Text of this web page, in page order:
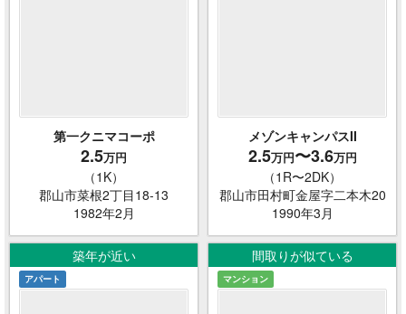
第一クニマコーポ
2.5万円
（1K）
郡山市菜根2丁目18-13
1982年2月
メゾンキャンパスII
2.5万円〜3.6万円
（1R〜2DK）
郡山市田村町金屋字二本木20
1990年3月
築年が近い
アパート
間取りが似ている
マンション